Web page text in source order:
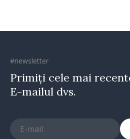
#newsletter
Primiți cele mai
E-mailul dvs.